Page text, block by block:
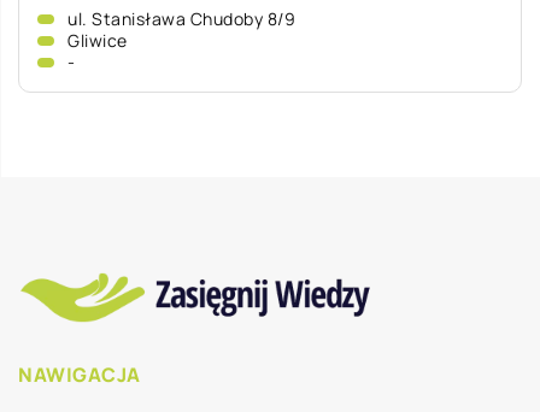
ul. Stanisława Chudoby 8/9
Gliwice
-
NAWIGACJA